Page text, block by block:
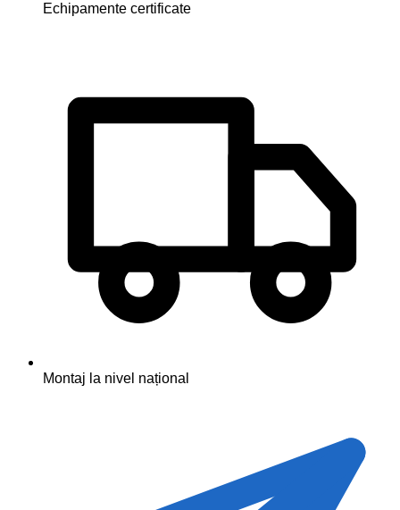
Echipamente certificate
Montaj la nivel național